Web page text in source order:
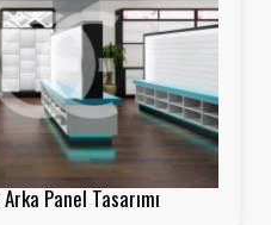
Panel Tasarımı